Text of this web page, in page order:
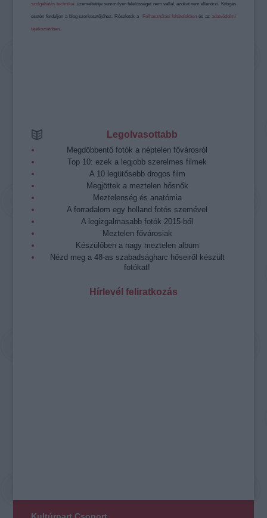
szolgáltatás technikai üzemeltetője semmilyen felelősséget nem vállal, azokat nem ellenőrzi. Kifogás
esetén forduljon a blog szerkesztőjéhez. Részletek a Felhasználási feltételekben és az adatvédelmi
tájékoztatóban.
Legolvasottabb
Megdöbbentő fotók a néptelen fővárosról
Top 10: ezek a legjobb szerelmes filmek
A 10 legütősebb drogos film
Megjöttek a meztelen hősnők
Meztelenség és anatómia
A forradalom egy holland fotós szemével
A legizgalmasabb fotók 2015-ből
Meztelen fővárosiak
Készülőben a nagy meztelen album
Nézd meg a 48-as szabadságharc hőseiről készült
fotókat!
Hírlevél feliratkozás